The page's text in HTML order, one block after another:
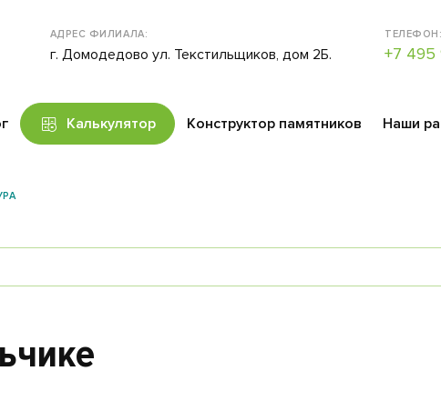
АДРЕС ФИЛИАЛА:
г. Домодедово ул. Текстильщиков, дом 2Б.
ТЕЛЕФОН:
+7 495
Калькулятор Конструктор памятников Наши